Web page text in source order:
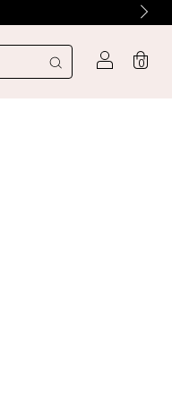
0